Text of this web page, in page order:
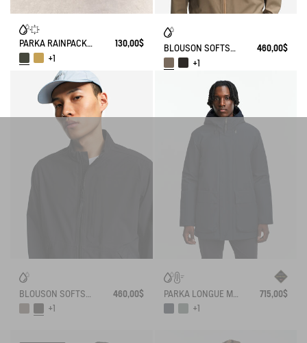
PARKA RAINPACK POUR CHIEN - PLIABLE ET IMPERMÉABLE
130,00$
+1
BLOUSON SOFTSHELL 3 COUCHES DÉPERLANT ET CHAUD AVEC POCHES ZIPPÉES
460,00$
+1
460,00$
+1
715,00$
+1